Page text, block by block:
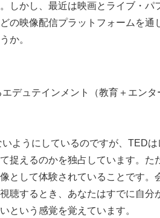
しかし、最近は映画とライブ・パ
の映像配信プラットフォームを
か。
デュテインメント（教育＋エンタ
ようにしているのですが、TEDは
捉えるのかを独占しています。
として体験されていることです
聴するとき、あなたはすでに自
という感覚を覚えています。